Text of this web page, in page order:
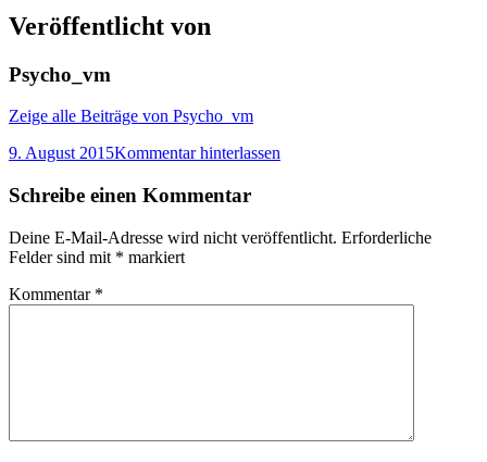
Veröffentlicht von
Psycho_vm
Zeige alle Beiträge von Psycho_vm
9. August 2015Kommentar hinterlassen
Schreibe einen Kommentar
Deine E-Mail-Adresse wird nicht veröffentlicht. Erforderliche
Felder sind mit * markiert
Kommentar *